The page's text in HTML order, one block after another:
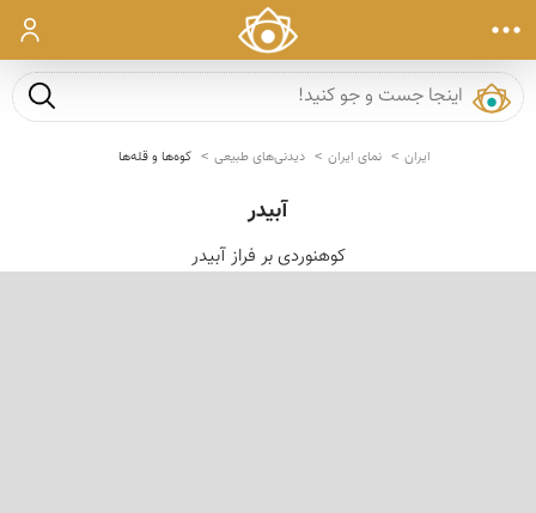
ورود
جست و
ایران نمای ایران دیدنی‌های طبیعی کوه‌ها و قله‌ها
آبیدر
کوهنوردی بر فراز آبیدر